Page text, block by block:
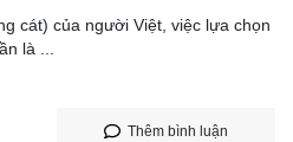
cát) của người Việt, việc lựa chọn
là ...
Thêm bình luận